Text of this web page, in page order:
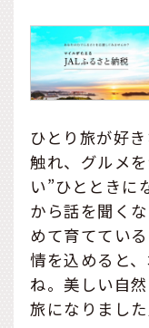
ひとり旅が好
触れ、グルメ
い”ひとときに
から話を聞く
めて育ててい
情を込めると
ね。美しい自
旅になりました